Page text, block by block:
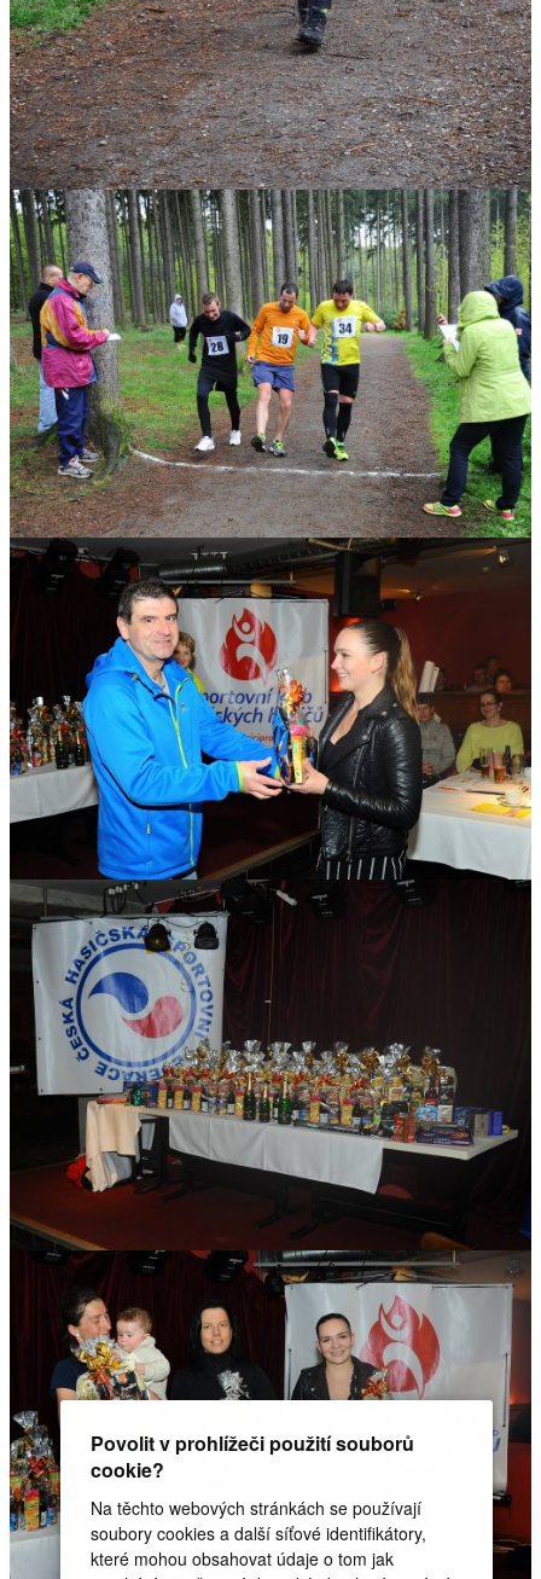
Povolit v prohlížeči použití souborů
cookie?
Na těchto webových stránkách se používají
soubory cookies a další síťové identifikátory,
které mohou obsahovat údaje o tom jak